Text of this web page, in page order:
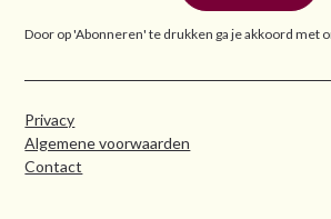
Door op 'Abonneren' te drukken ga je akkoord met
Privacy
Algemene voorwaarden
Contact